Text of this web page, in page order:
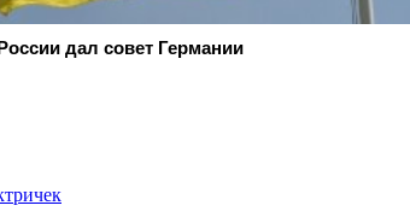
дал совет Германии